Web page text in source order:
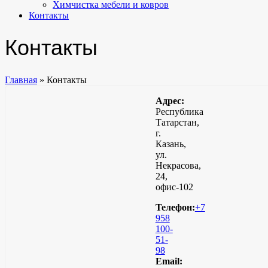
Химчистка мебели и ковров
Контакты
Контакты
Главная » Контакты
Адрес:
Республика
Татарстан,
г.
Казань,
ул.
Некрасова,
24,
офис-102
Телефон:+7
958
100-
51-
98
Email: